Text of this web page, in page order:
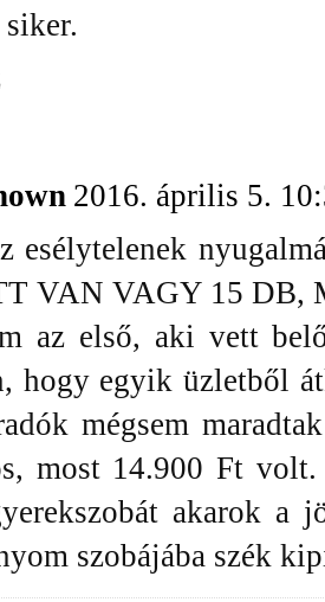
2016. április 5.
esélytelenek
VAN VAGY 15 DB,
az első, aki vett
hogy egyik üzletből
mégsem
most 14.900 Ft
akarok a
szobájába szék